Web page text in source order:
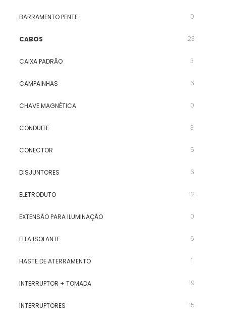
BARRAMENTO PENTE 0
CABOS 23
CAIXA PADRÃO 3
CAMPAINHAS 6
CHAVE MAGNÉTICA 0
CONDUITE 3
CONECTOR 5
DISJUNTORES 6
ELETRODUTO 12
EXTENSÃO PARA ILUMINAÇÃO 0
FITA ISOLANTE 6
HASTE DE ATERRAMENTO 1
INTERRUPTOR + TOMADA 19
INTERRUPTORES 15